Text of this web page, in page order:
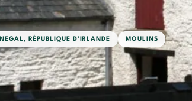
, RÉPUBLIQUE D'IRLANDE MOULINS